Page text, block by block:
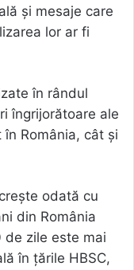
și mesaje care
lor ar fi
în rândul
îngrijorătoare ale
România, cât și
odată cu
din România
de zile este mai
în țările HBSC,